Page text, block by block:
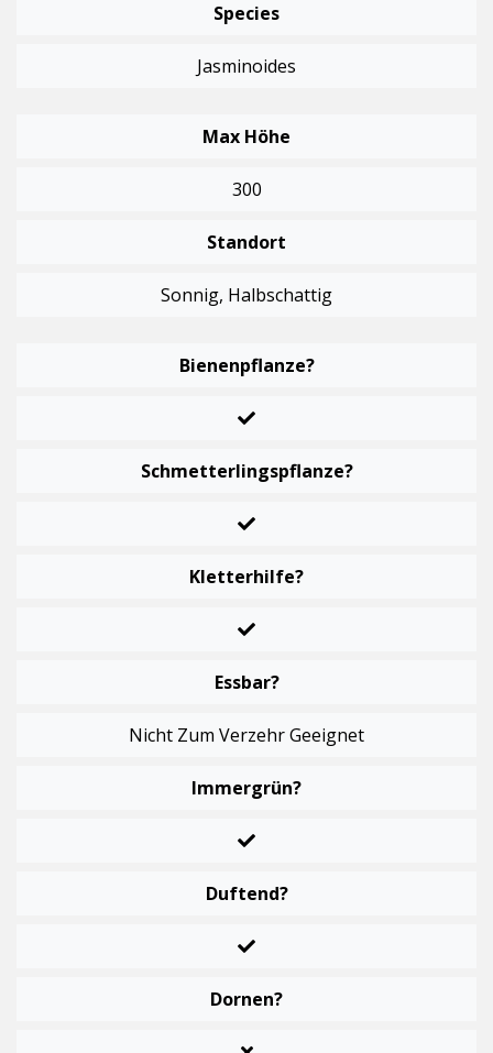
Species
Jasminoides
Max Höhe
300
Standort
Sonnig, Halbschattig
Bienenpflanze?
Schmetterlingspflanze?
Kletterhilfe?
Essbar?
Nicht Zum Verzehr Geeignet
Immergrün?
Duftend?
Dornen?